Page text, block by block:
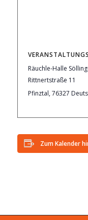
Räuchle-Halle
Rittnertstraße 11
Pfinztal, 76327
Zum Kalender